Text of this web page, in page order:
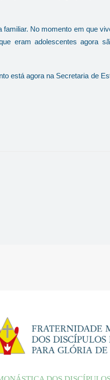
familiar. No momento em que
eram adolescentes agora
está agora na Secretaria de